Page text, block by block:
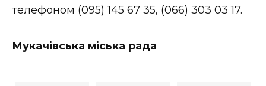
телефоном (095) 145 67 35, (066) 303 03 17.
Мукачівська міська рада